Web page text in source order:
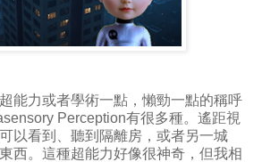
能力或者學術一點，懶勁一點的稱呼
Perception有很多種。遙距視
以看到、聽到隔離房，或者另一城
西。這種超能力好像很神奇，但我相